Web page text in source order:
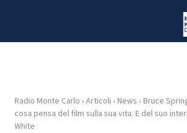
HOME
Radio Monte Carlo › Articoli › News › Bruce
cosa pensa del film sulla sua vita. E del suo
White